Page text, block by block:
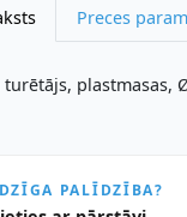
Preces
turētājs, plastmasas,
PALĪDZĪBA?